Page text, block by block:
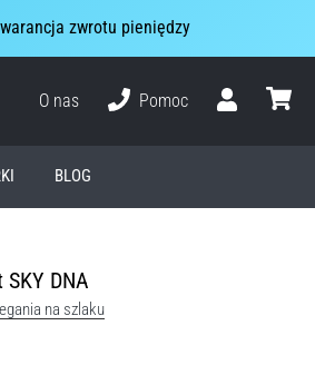
zwrotu pieniędzy
O nas
Pomoc
BLOG
DNA
na szlaku